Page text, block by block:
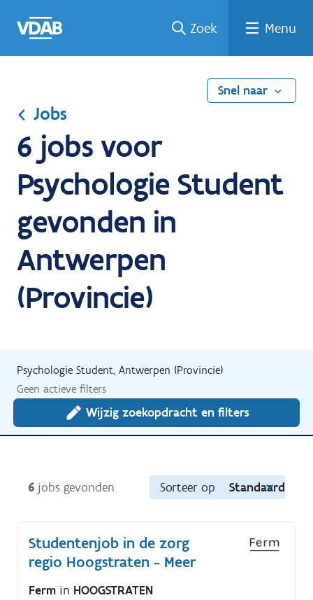
naar
een
een
job
naar
Zoek Menu
Snel naar
Jobs
6 jobs voor
Psychologie Student
gevonden in
Antwerpen
(Provincie)
Psychologie Student, Antwerpen (Provincie)
Geen actieve filters
Wijzig zoekopdracht en filters
6 jobs gevonden Sorteer op Standaard
Studentenjob in de zorg
regio Hoogstraten - Meer
Ferm in HOOGSTRATEN